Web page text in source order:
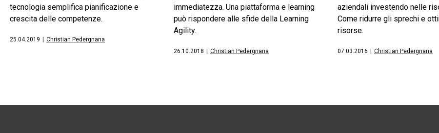
tecnologia semplifica pianificazione e
crescita delle competenze.
25.04.2019 Christian Pedergnana
immediatezza. Una piattaforma e learning
può rispondere alle sfide della Learning
Agility.
26.10.2018 Christian Pedergnana
aziendali investendo nelle
Come ridurre gli sprechi e
risorse.
07.03.2016 Christian Pedergnana